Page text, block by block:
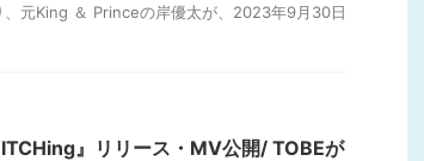
元King ＆ Princeの岸優太が、2023年9月30日
』リリース・MV公開/ TOBEが